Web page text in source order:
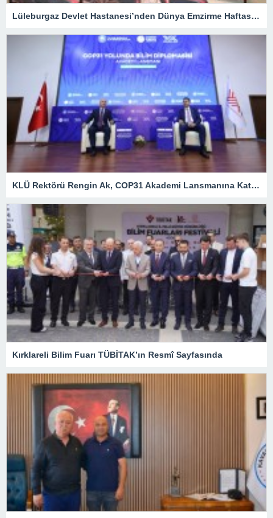
Lüleburgaz Devlet Hastanesi’nden Dünya Emzirme Haftası Katılımı
KLÜ Rektörü Rengin Ak, COP31 Akademi Lansmanına Katıldı
Kırklareli Bilim Fuarı TÜBİTAK’ın Resmî Sayfasında